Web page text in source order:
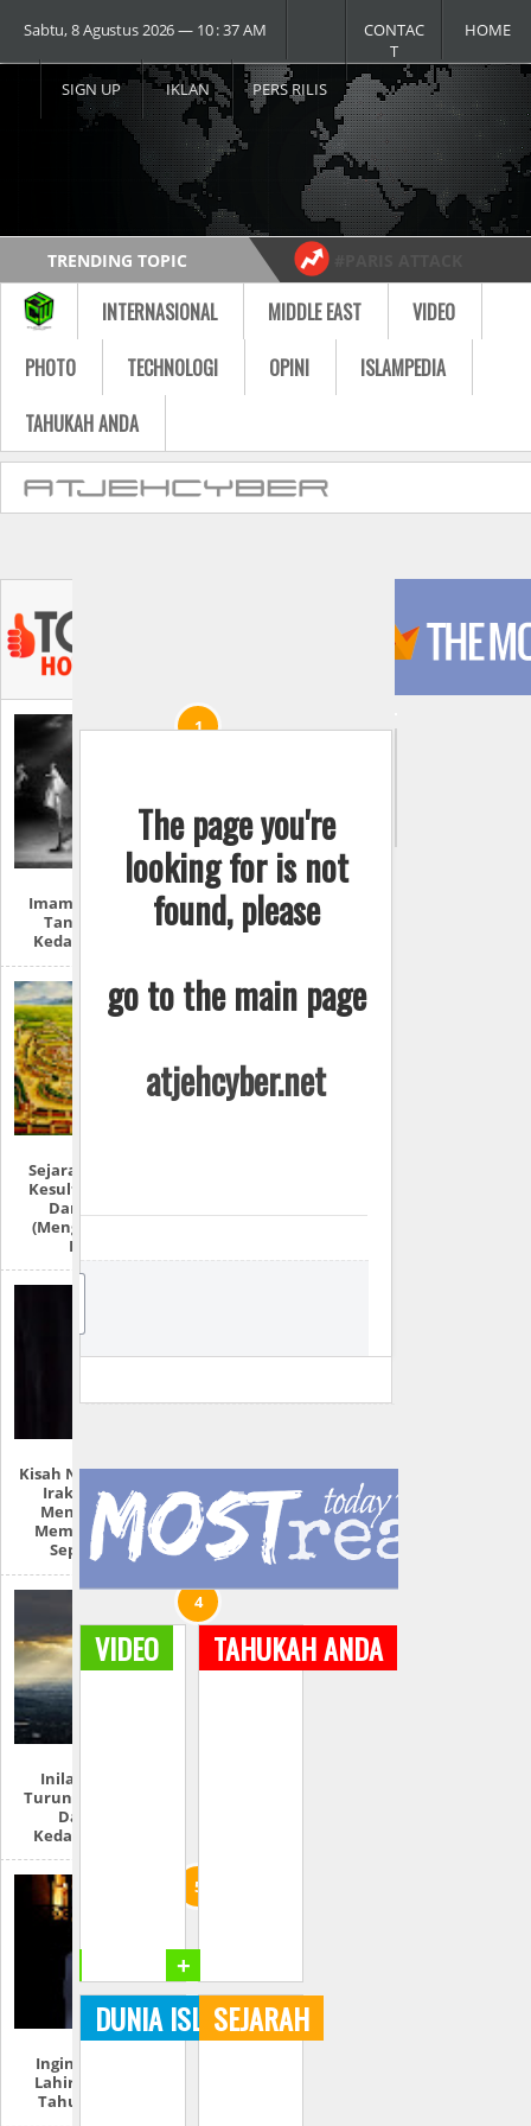
Sabtu, 8 Agustus 2026 ― 10 : 37 AM HOME
CONTAC
T
PERS RILIS
IKLAN
SIGN UP
TRENDING TOPIC
#USA vs RUSSIA #MOST VIDEO
Follow
INTERNASIONAL MIDDLE EAST
VIDEO
PHOTO
TECHNOLOGI OPINI
ISLAMPEDIA
TAHUKAH ANDA
Imam Mahdi Dan
Tanda-Tanda
Kedatangannya
Sejarah Lengkap:
Kesultanan Aceh
Darussalam
(Mengulas Lebih
Detail)
Kisah Nyata Perang
Irak: “Mereka
Menyiksa Dan
Memperkosaku
Seperti Ini!”
Inilah Tempat
Turunnya Nabi Isa
Dan 7 Ciri
Kedatangannya
Ingin Tahu Hari
Lahirmu Dalam
Tahun Hijriah?
The page you're
looking for is not
found, please
go to the main page
atjehcyber.net
VIDEO
+
TAHUKAH ANDA
+
DUNIA ISLAMSEJARAH